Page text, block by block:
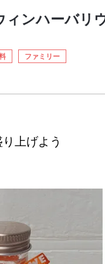
ンハーバリ
ファミリー
上げよう